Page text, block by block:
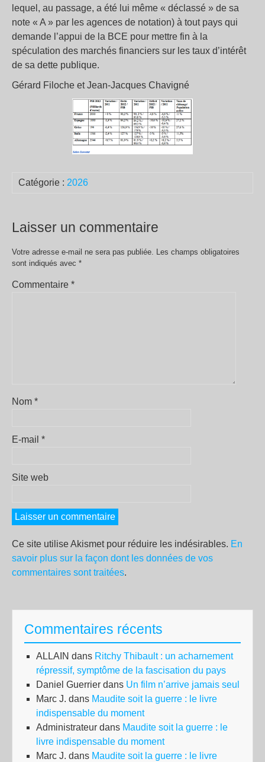
lequel, au passage, a été lui même « déclassé » de sa
note « A » par les agences de notation) à tout pays qui
demande l’appui de la BCE pour mettre fin à la
spéculation des marchés financiers sur les taux d’intérêt
de sa dette publique.
Gérard Filoche et Jean-Jacques Chavigné
Catégorie : 2026
Laisser un commentaire
Votre adresse e-mail ne sera pas publiée.
Les champs obligatoires
sont indiqués avec *
Commentaire *
Nom *
E-mail *
Site web
Ce site utilise Akismet pour réduire les indésirables. En
savoir plus sur la façon dont les données de vos
commentaires sont traitées.
Commentaires récents
ALLAIN dans Ritchy Thibault : un acharnement
répressif, symptôme de la fascisation du pays
Daniel Guerrier dans Un film n’arrive jamais seul
Marc J. dans Maudite soit la guerre : le livre
indispensable du moment
Administrateur dans Maudite soit la guerre : le
livre indispensable du moment
Marc J. dans Maudite soit la guerre : le livre